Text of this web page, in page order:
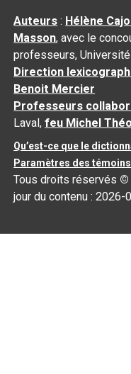
Auteurs : Hélène
Masson, avec le
professeurs,
Direction
Benoit Mercier
Professeurs
Laval,feu Michel
Qu’est-ce que le
Paramètres des témoins
Tous droits réservés ©
jour du contenu :2026-